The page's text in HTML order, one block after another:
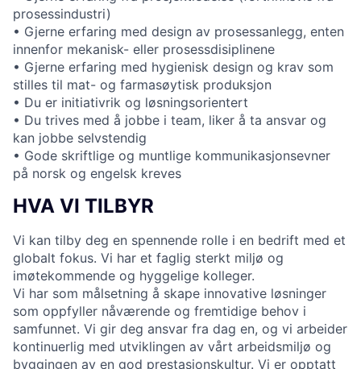
prosessindustri)
• Gjerne erfaring med design av prosessanlegg, enten
innenfor mekanisk- eller prosessdisiplinene
• Gjerne erfaring med hygienisk design og krav som
stilles til mat- og farmasøytisk produksjon
• Du er initiativrik og løsningsorientert
• Du trives med å jobbe i team, liker å ta ansvar og
kan jobbe selvstendig
• Gode skriftlige og muntlige kommunikasjonsevner
på norsk og engelsk kreves
HVA VI TILBYR
Vi kan tilby deg en spennende rolle i en bedrift med et
globalt fokus. Vi har et faglig sterkt miljø og
imøtekommende og hyggelige kolleger.
Vi har som målsetning å skape innovative løsninger
som oppfyller nåværende og fremtidige behov i
samfunnet. Vi gir deg ansvar fra dag en, og vi arbeider
kontinuerlig med utviklingen av vårt arbeidsmiljø og
byggingen av en god prestasjonskultur. Vi er opptatt